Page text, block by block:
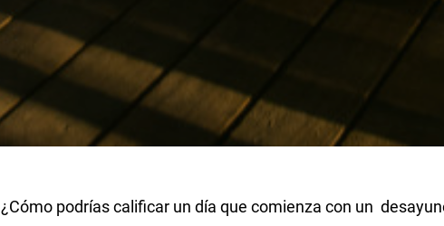
¿Cómo podrías calificar un día que comienza con un